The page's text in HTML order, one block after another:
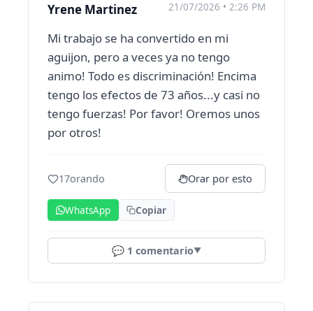
Yrene Martinez 21/07/2026 • 2:26 PM
Mi trabajo se ha convertido en mi
aguijon, pero a veces ya no tengo
animo! Todo es discriminación! Encima
tengo los efectos de 73 años...y casi no
tengo fuerzas! Por favor! Oremos unos
por otros!
17orando Orar por esto
WhatsApp Copiar
💬 1 comentario▼